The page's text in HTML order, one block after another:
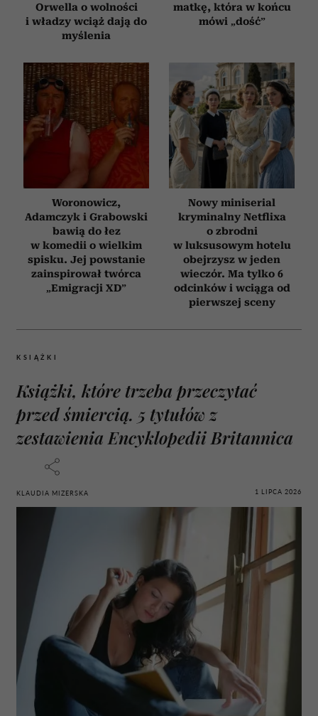
Orwella o wolności
i władzy wciąż dają do
myślenia
matkę, która w końcu
mówi „dość”
Woronowicz,
Adamczyk i Grabowski
bawią do łez
w komedii o wielkim
spisku. Jej powstanie
zainspirował twórca
„Emigracji XD”
Nowy miniserial
kryminalny Netflixa
o zbrodni
w luksusowym hotelu
obejrzysz w jeden
wieczór. Ma tylko 6
odcinków i wciąga od
pierwszej sceny
KSIĄŻKI
Książki, które trzeba przeczytać
przed śmiercią. 5 tytułów z
zestawienia Encyklopedii Britannica
KLAUDIA MIZERSKA 1 LIPCA 2026